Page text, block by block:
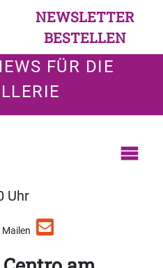
NEWSLETTER
BESTELLEN
FÜR DIE
Uhr
Mailen